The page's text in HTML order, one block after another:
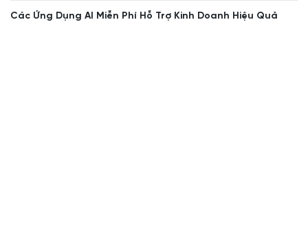
Các Ứng Dụng AI Miễn Phí Hỗ Trợ Kinh Doanh Hiệu Quả